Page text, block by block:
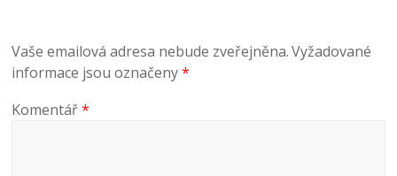
Vaše emailová adresa nebude zveřejněna. Vyžadované
informace jsou označeny*
Komentář*